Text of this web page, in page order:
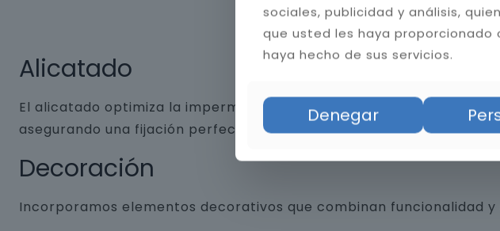
Alicatado
El alicatado optimiza la impermeabilidad y durabilidad del baño.
asegurando una fijación perfecta. Aplicamos juntas resistentes a
Decoración
Incorporamos elementos decorativos que combinan funcionalidad
sociales, publicidad y análisis,
que usted les haya proporcionado
haya hecho de sus servicios.
Denegar